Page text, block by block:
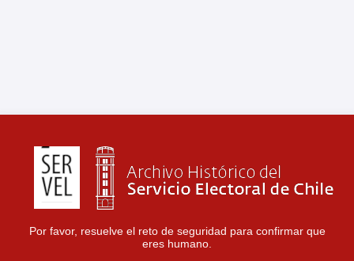
Por favor, resuelve el reto de seguridad para confirmar que
eres humano.